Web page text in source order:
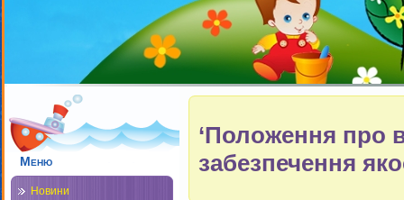
Меню
Новини
‘Положення про
забезпечення